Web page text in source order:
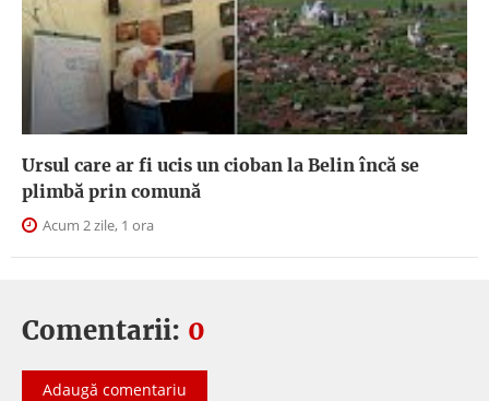
Ursul care ar fi ucis un cioban la Belin încă se
plimbă prin comună
Acum 2 zile, 1 ora
Comentarii: 0
Adaugă comentariu